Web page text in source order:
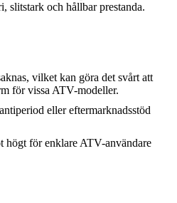
slitstark och hållbar prestanda.
vilket kan göra det svårt att
för vissa ATV-modeller.
eller eftermarknadsstöd
högt för enklare ATV-användare